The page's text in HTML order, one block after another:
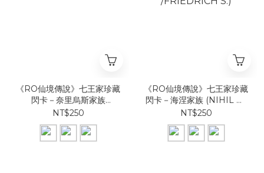
《RO仙境傳說》七王家珍藏
閃卡－奈里烏斯家族
(SPICA / SKIA/ CRUX)
NT$250
《RO仙境傳說》七王家珍藏
閃卡－海涅家族 (NIHIL M.
/KRONECKER G.
/FRIEDRICH S.)
NT$250